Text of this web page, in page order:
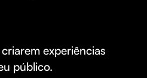
experiências
público.